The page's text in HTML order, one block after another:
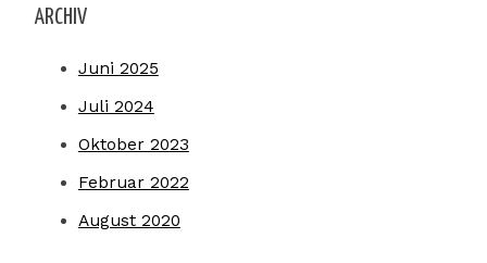
ARCHIV
Juni 2025
Juli 2024
Oktober 2023
Februar 2022
August 2020